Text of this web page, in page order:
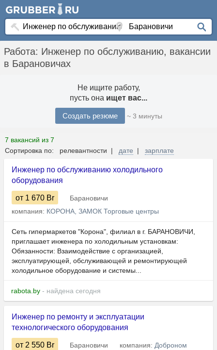
Работа: Инженер по обслуживанию, вакансии
в Барановичах
Не ищите работу,
пусть она ищет вас...
Создать резюме ~ 3 минуты
7 вакансий из 7
Сортировка по: релевантности | дате | зарплате
Инженер по обслуживанию холодильного
оборудования
от 1 670 Br
Барановичи
компания: КОРОНА, ЗАМОК Торговые центры
Сеть гипермаркетов "Корона", филиал в г. БАРАНОВИЧИ,
приглашает инженера по холодильным установкам:
Обязанности: Взаимодействие с организацией,
эксплуатирующей, обслуживающей и ремонтирующей
холодильное оборудование и системы...
rabota.by - найдена сегодня
Инженер по ремонту и эксплуатации
технологического оборудования
от 2 550 Br Барановичи компания: Доброном